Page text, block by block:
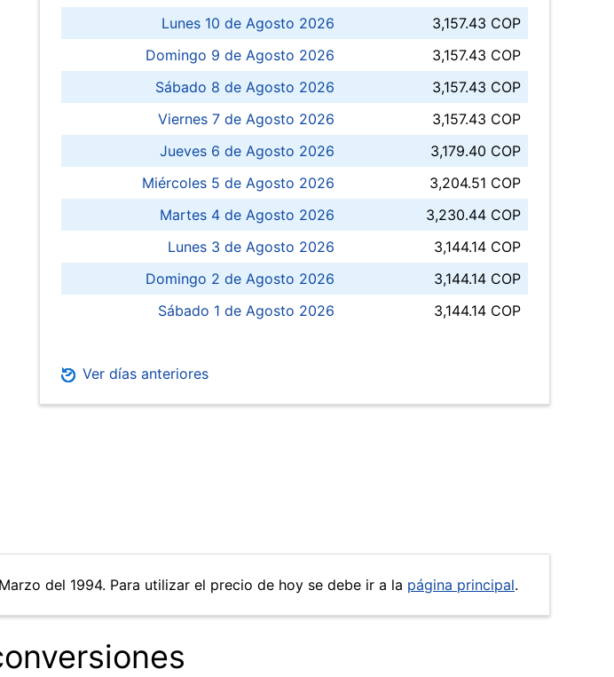
Lunes 10 de Agosto 2026
3,157.43 COP
Domingo 9 de Agosto 2026
3,157.43 COP
Sábado 8 de Agosto 2026
3,157.43 COP
Viernes 7 de Agosto 2026
3,157.43 COP
Jueves 6 de Agosto 2026
3,179.40 COP
Miércoles 5 de Agosto 2026
3,204.51 COP
Martes 4 de Agosto 2026
3,230.44 COP
Lunes 3 de Agosto 2026
3,144.14 COP
Domingo 2 de Agosto 2026
3,144.14 COP
Sábado 1 de Agosto 2026
3,144.14 COP
Ver días anteriores
del 1994. Para utilizar el precio de hoy se debe ir a la página principal.